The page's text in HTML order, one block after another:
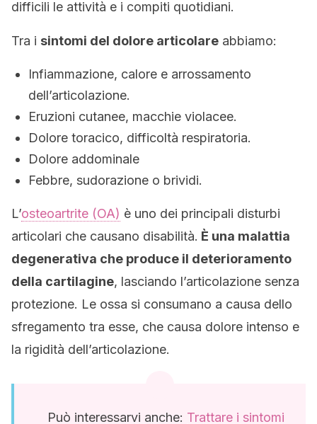
difficili le attività e i compiti quotidiani.
Tra i sintomi del dolore articolare abbiamo:
Infiammazione, calore e arrossamento
dell’articolazione.
Eruzioni cutanee, macchie violacee.
Dolore toracico, difficoltà respiratoria.
Dolore addominale
Febbre, sudorazione o brividi.
L’osteoartrite (OA) è uno dei principali disturbi
articolari che causano disabilità. È una malattia
degenerativa che produce il deterioramento
della cartilagine, lasciando l’articolazione senza
protezione. Le ossa si consumano a causa dello
sfregamento tra esse, che causa dolore intenso e
la rigidità dell’articolazione.
Può interessarvi anche: Trattare i sintomi